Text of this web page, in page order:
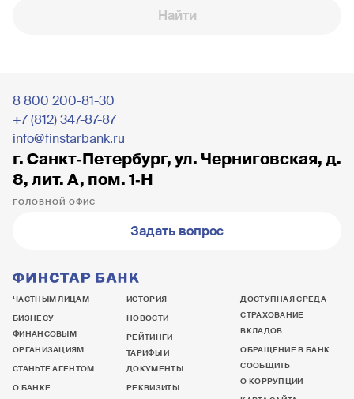
Найти
8 800 200-81-30
+7 (812) 347-87-87
info@finstarbank.ru
г. Санкт‐Петербург, ул. Черниговская, д.
8, лит. А, пом. 1‐Н
ГОЛОВНОЙ ОФИС
Задать вопрос
ЧАСТНЫМ ЛИЦАМ
БИЗНЕСУ
ФИНАНСОВЫМ
ОРГАНИЗАЦИЯМ
СТАНЬТЕ АГЕНТОМ
О БАНКЕ
ИСТОРИЯ
НОВОСТИ
РЕЙТИНГИ
ТАРИФЫ И
ДОКУМЕНТЫ
РЕКВИЗИТЫ
ДОСТУПНАЯ СРЕДА
СТРАХОВАНИЕ
ВКЛАДОВ
ОБРАЩЕНИЕ В БАНК
СООБЩИТЬ
О КОРРУПЦИИ